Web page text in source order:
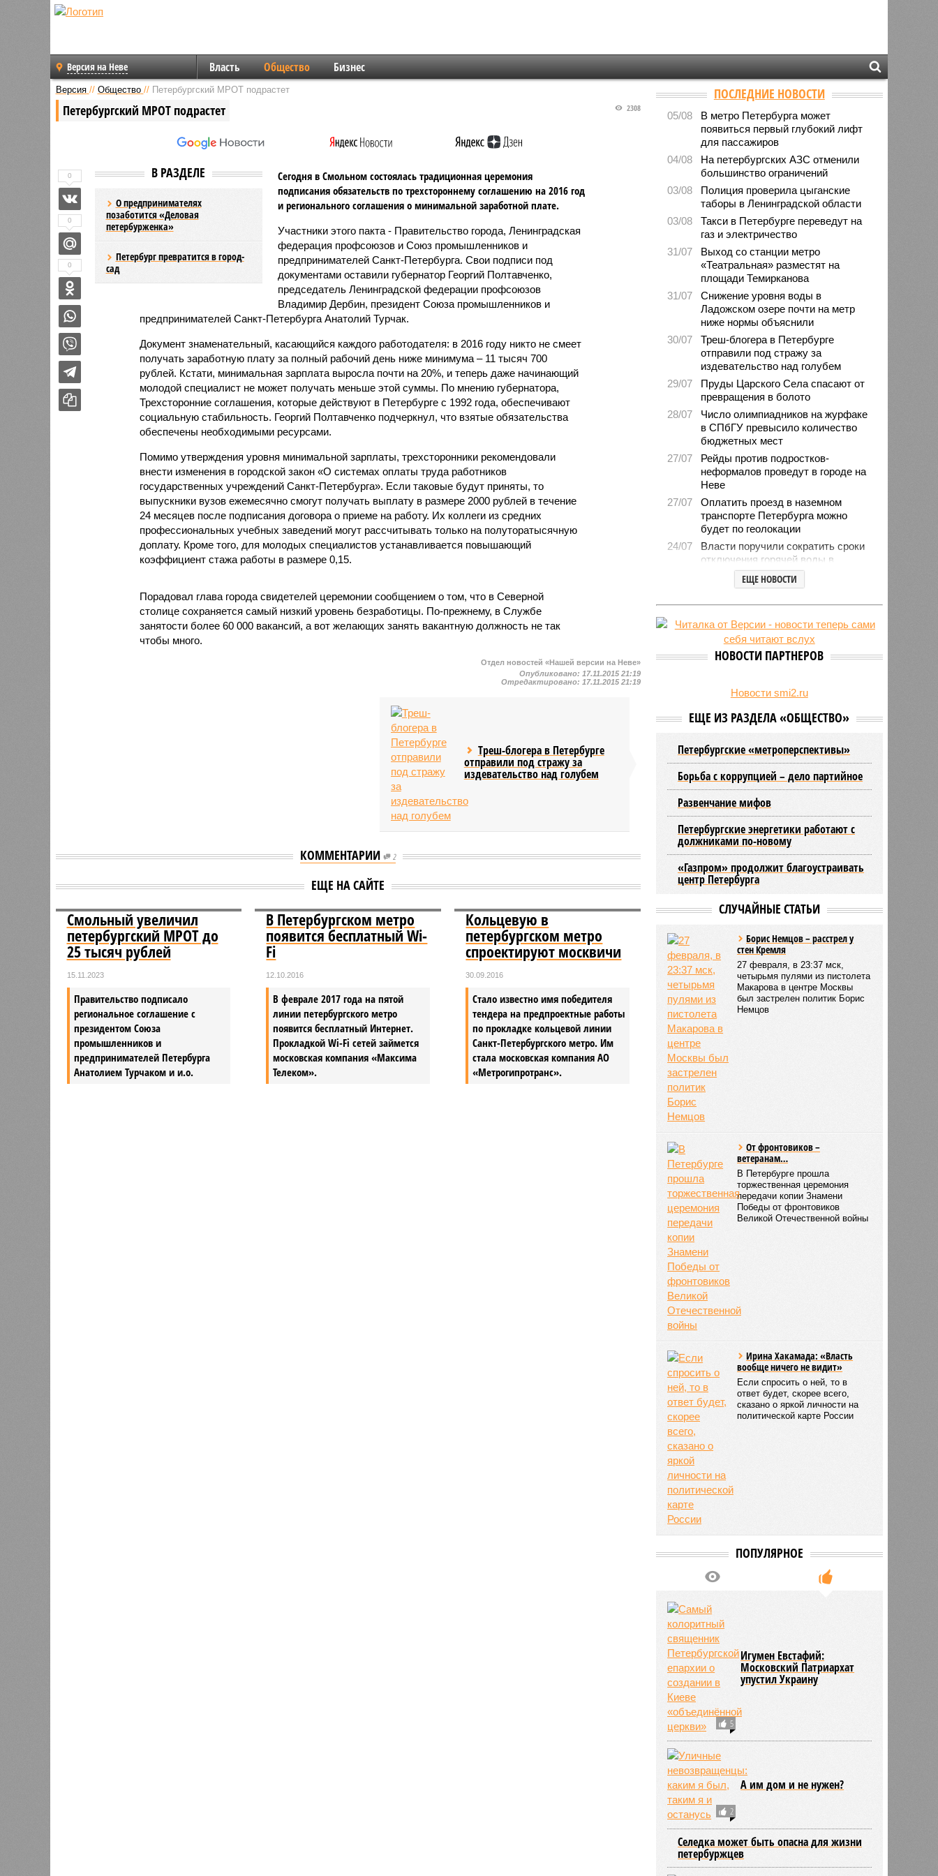
Версия на Неве Власть Общество Бизнес
Версия // Общество // Петербургский МРОТ подрастет
Петербургский МРОТ подрастет 2308
В РАЗДЕЛЕ
О предпринимателях
позаботится «Деловая
петербурженка»
Петербург превратится в город-
сад
Сегодня в Смольном состоялась традиционная церемония
подписания обязательств по трехстороннему соглашению на 2016 год
и регионального соглашения о минимальной заработной плате.
Участники этого пакта - Правительство города, Ленинградская
федерация профсоюзов и Союз промышленников и
предпринимателей Санкт-Петербурга. Свои подписи под
документами оставили губернатор Георгий Полтавченко,
председатель Ленинградской федерации профсоюзов
Владимир Дербин, президент Союза промышленников и
предпринимателей Санкт-Петербурга Анатолий Турчак.
Документ знаменательный, касающийся каждого работодателя: в 2016 году никто не смеет
получать заработную плату за полный рабочий день ниже минимума – 11 тысяч 700
рублей. Кстати, минимальная зарплата выросла почти на 20%, и теперь даже начинающий
молодой специалист не может получать меньше этой суммы. По мнению губернатора,
Трехсторонние соглашения, которые действуют в Петербурге с 1992 года, обеспечивают
социальную стабильность. Георгий Полтавченко подчеркнул, что взятые обязательства
обеспечены необходимыми ресурсами.
Помимо утверждения уровня минимальной зарплаты, трехсторонники рекомендовали
внести изменения в городской закон «О системах оплаты труда работников
государственных учреждений Санкт-Петербурга». Если таковые будут приняты, то
выпускники вузов ежемесячно смогут получать выплату в размере 2000 рублей в течение
24 месяцев после подписания договора о приеме на работу. Их коллеги из средних
профессиональных учебных заведений могут рассчитывать только на полуторатысячную
доплату. Кроме того, для молодых специалистов устанавливается повышающий
коэффициент стажа работы в размере 0,15.
Порадовал глава города свидетелей церемонии сообщением о том, что в Северной
столице сохраняется самый низкий уровень безработицы. По-прежнему, в Службе
занятости более 60 000 вакансий, а вот желающих занять вакантную должность не так
чтобы много.
0
0
0
Отдел новостей «Нашей версии на Неве»
Опубликовано: 17.11.2015 21:19
Отредактировано: 17.11.2015 21:19
Треш-блогера в Петербурге
отправили под стражу за
издевательство над голубем
КОММЕНТАРИИ 2
ЕЩЕ НА САЙТЕ
Смольный увеличил
петербургский МРОТ до
25 тысяч рублей
15.11.2023
Правительство подписало
региональное соглашение с
президентом Союза
промышленников и
предпринимателей Петербурга
Анатолием Турчаком и и.о.
В Петербургском метро
появится бесплатный Wi-
Fi
12.10.2016
В феврале 2017 года на пятой
линии петербургского метро
появится бесплатный Интернет.
Прокладкой Wi-Fi сетей займется
московская компания «Максима
Телеком».
Кольцевую в
петербургском метро
спроектируют москвичи
30.09.2016
Стало известно имя победителя
тендера на предпроектные работы
по прокладке кольцевой линии
Санкт-Петербургского метро. Им
стала московская компания АО
«Метрогипротранс».
ПОСЛЕДНИЕ НОВОСТИ
05/08
В метро Петербурга может
появиться первый глубокий лифт
для пассажиров
04/08
На петербургских АЗС отменили
большинство ограничений
03/08
Полиция проверила цыганские
таборы в Ленинградской области
03/08
Такси в Петербурге переведут на
газ и электричество
31/07
Выход со станции метро
«Театральная» разместят на
площади Темирканова
31/07
Снижение уровня воды в
Ладожском озере почти на метр
ниже нормы объяснили
30/07
Треш-блогера в Петербурге
отправили под стражу за
издевательство над голубем
29/07
Пруды Царского Села спасают от
превращения в болото
28/07
Число олимпиадников на журфаке
в СПбГУ превысило количество
бюджетных мест
27/07
Рейды против подростков-
неформалов проведут в городе на
Неве
27/07
Оплатить проезд в наземном
транспорте Петербурга можно
будет по геолокации
24/07
Власти поручили сократить сроки
отключения горячей воды в
Петербурге
День ВМФ в Петербурге отметят
без главного военно-морского
Новую категорию водительских
прав предложили ввести в
Петербурге
число опасных регионов по
ЕЩЕ НОВОСТИ
НОВОСТИ ПАРТНЕРОВ
Новости smi2.ru
ЕЩЕ ИЗ РАЗДЕЛА «ОБЩЕСТВО»
Петербургские «метроперспективы»
Борьба с коррупцией – дело партийное
Развенчание мифов
Петербургские энергетики работают с
должниками по-новому
«Газпром» продолжит благоустраивать
центр Петербурга
СЛУЧАЙНЫЕ СТАТЬИ
Борис Немцов – расстрел у
стен Кремля
27 февраля, в 23:37 мск,
четырьмя пулями из пистолета
Макарова в центре Москвы
был застрелен политик Борис
Немцов
От фронтовиков –
ветеранам…
В Петербурге прошла
торжественная церемония
передачи копии Знамени
Победы от фронтовиков
Великой Отечественной войны
Ирина Хакамада: «Власть
вообще ничего не видит»
Если спросить о ней, то в
ответ будет, скорее всего,
сказано о яркой личности на
политической карте России
ПОПУЛЯРНОЕ
5
Игумен Евстафий:
Московский Патриархат
упустил Украину
2
А им дом и не нужен?
Селедка может быть опасна для жизни
петербуржцев